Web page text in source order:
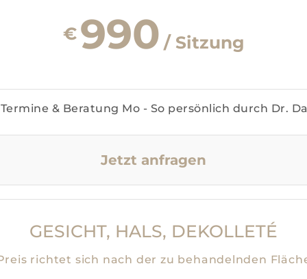
€ 990 / Sitzung
Termine & Beratung Mo - So persönlich durch Dr.
Jetzt anfragen
GESICHT, HALS, DEKOLLETÉ
richtet sich nach der zu behandelnden